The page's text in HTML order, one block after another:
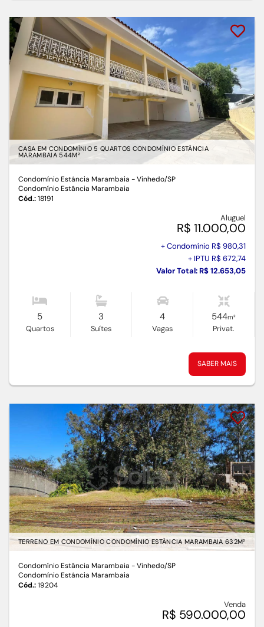
CASA EM CONDOMÍNIO 5 QUARTOS CONDOMÍNIO ESTÂNCIA
MARAMBAIA 544M²
Condomínio Estância Marambaia - Vinhedo/SP
Condomínio Estância Marambaia
Cód.:18191
Aluguel
R$ 11.000,00
+ Condomínio R$ 980,31
+ IPTU R$ 672,74
Valor Total: R$ 12.653,05
5
Quartos
3
Suítes
4
Vagas
544m²
Privat.
SABER MAIS
TERRENO EM CONDOMÍNIO CONDOMÍNIO ESTÂNCIA MARAMBAIA 632M²
Condomínio Estância Marambaia - Vinhedo/SP
Condomínio Estância Marambaia
Cód.:19204
Venda
R$ 590.000,00